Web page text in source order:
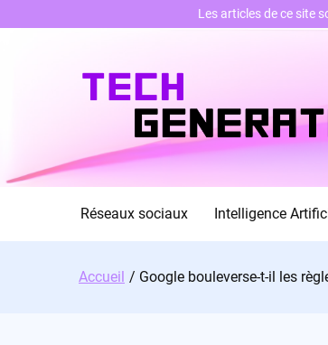
Réseaux sociaux Intelligence
Accueil Google bouleverse-t-il les
Les articles de ce site